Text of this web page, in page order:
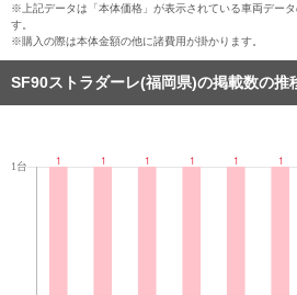
※上記データは「本体価格」が表示されている車両デー
す。
※購入の際は本体金額の他に諸費用が掛かります。
SF90ストラダーレ(福岡県)の掲載数の推